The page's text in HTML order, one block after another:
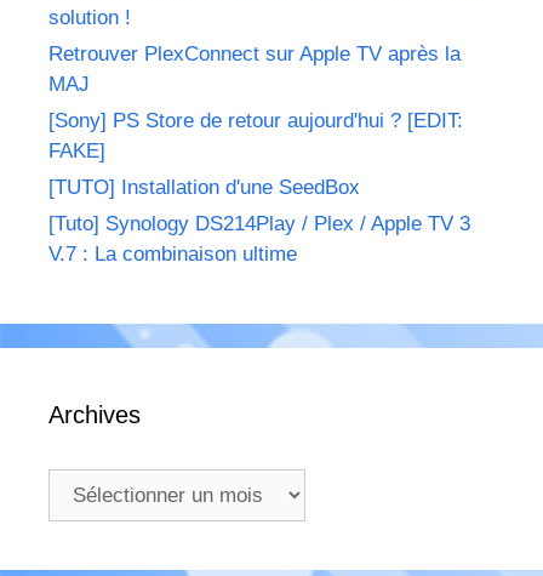
solution !
Retrouver PlexConnect sur Apple TV après la
MAJ
[Sony] PS Store de retour aujourd'hui ? [EDIT:
FAKE]
[TUTO] Installation d'une SeedBox
[Tuto] Synology DS214Play / Plex / Apple TV 3
V.7 : La combinaison ultime
Archives
Archives